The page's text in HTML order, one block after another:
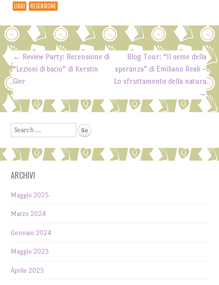
LIBRI
RECENSIONE
Post navigation
← Review Party: Recensione di
“Lezioni di bacio” di Kerstin
Gier
Blog Tour: “Il seme della
speranza” di Emiliano Reali –
Lo sfruttamento della natura
→
Search
ARCHIVI
Maggio 2025
Marzo 2024
Gennaio 2024
Maggio 2023
Aprile 2023